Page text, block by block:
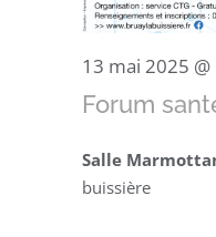
13 mai 2025
Forum
Salle
buissière